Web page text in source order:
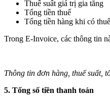
Thuế suất giá trị gia tăng
Tổng tiền thuế
Tổng tiền hàng khi có
Trong E-Invoice, các thông tin
Thông tin đơn hàng, thuế suất,
5. Tổng số tiền thanh toán